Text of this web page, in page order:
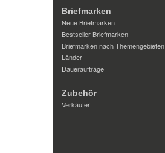
Briefmarken
Neue Briefmarken
Bestseller Briefmarken
Briefmarken nach Themengebieten
Länder
Daueraufträge
Zubehör
Verkäufer